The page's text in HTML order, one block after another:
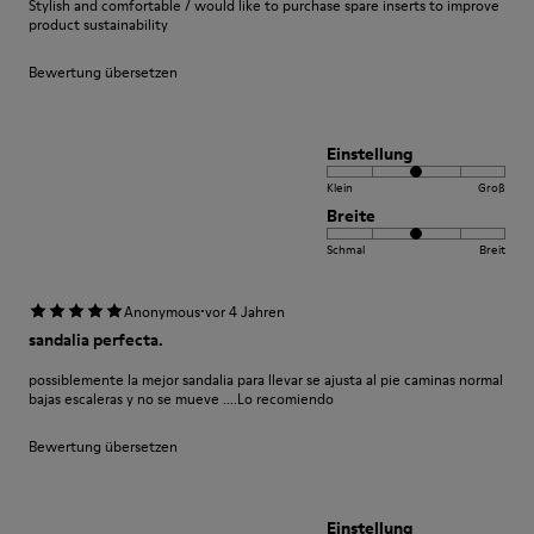
Stylish and comfortable / would like to purchase spare inserts to improve
product sustainability
Bewertung übersetzen
Einstellung
Klein Groß
Breite
Schmal Breit
Anonymous·vor 4 Jahren
sandalia perfecta.
possiblemente la mejor sandalia para llevar se ajusta al pie caminas normal
bajas escaleras y no se mueve ....Lo recomiendo
Bewertung übersetzen
Einstellung